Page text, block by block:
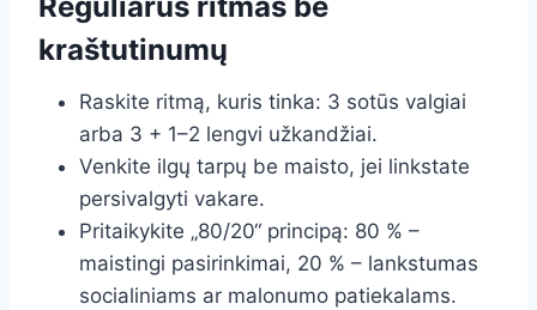
kraštutinumų
Raskite ritmą, kuris tinka: 3 sotūs valgiai
arba 3 + 1–2 lengvi užkandžiai.
Venkite ilgų tarpų be maisto, jei linkstate
persivalgyti vakare.
Pritaikykite „80/20“ principą: 80 % –
maistingi pasirinkimai, 20 % – lankstumas
socialiniams ar malonumo patiekalams.